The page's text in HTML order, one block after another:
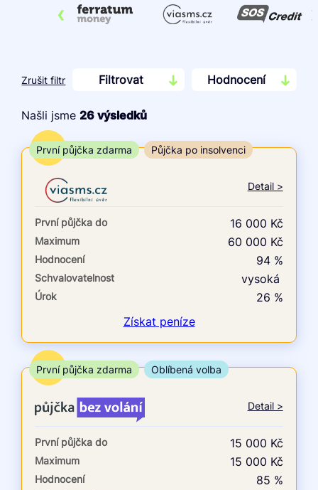
‹ ›
Zrušit filtr Filtrovat Hodnocení
Cena
Od
První půjčka zdarma
–
ano
ne
ano
ne
V exekuci
ano
ne
Po insolvenci
Našli jsme26 výsledků
TOP
První půjčka zdarma Půjčka po insolvenci
Detail >
První půjčka do 16 000 Kč
Maximum 60 000 Kč
Hodnocení 94 %
Schvalovatelnost vysoká
Úrok
26 %
Získat peníze
TOP
První půjčka zdarma Oblíbená volba
Detail >
První půjčka do 15 000 Kč
Maximum 15 000 Kč
Hodnocení 85 %